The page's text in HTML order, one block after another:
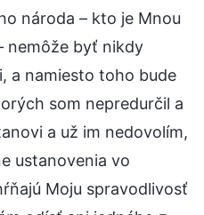
národa – kto je Mnou
nemôže byť nikdy
a namiesto toho bude
som nepredurčil a
a už im nedovolím,
ustanovenia vo
Moju spravodlivosť